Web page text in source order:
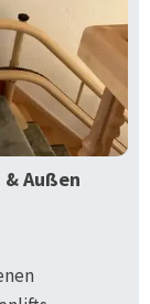
Außen